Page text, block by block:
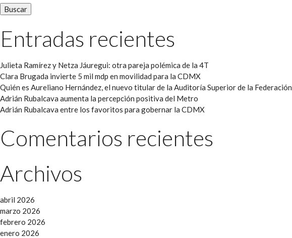
Entradas recientes
Julieta Ramírez y Netza Jáuregui: otra pareja polémica de la 4T
Clara Brugada invierte 5 mil mdp en movilidad para la CDMX
Quién es Aureliano Hernández, el nuevo titular de la Auditoría Superior de la Federación
Adrián Rubalcava aumenta la percepción positiva del Metro
Adrián Rubalcava entre los favoritos para gobernar la CDMX
Comentarios recientes
Archivos
abril 2026
marzo 2026
febrero 2026
enero 2026